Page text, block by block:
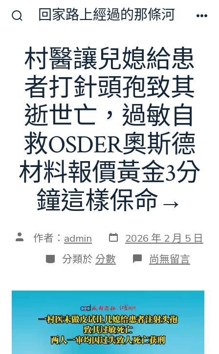
換
開
回家路上經過的那條河
村醫讓兒媳給患
者打針頭孢致其
逝世亡，過敏自
救OSDER奧斯德
材料報價黃金3分
鐘這樣保命→
文 作者： admin 發
表
日
期
2026 年 2 月 5 日
分
類
分類於 分數 在
〈村
讓
給
患
者
打
尚無留言